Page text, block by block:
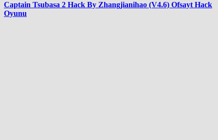
Captain Tsubasa 2 Hack By Zhangjianihao (V4.6) Ofsayt Hack
Oyunu